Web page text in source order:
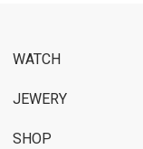
WATCH
JEWERY
SHOP